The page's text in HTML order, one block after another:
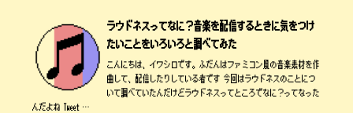
ラウドネスってなに？音楽を配信するときに気をつけ
たいことをいろいろと調べてみた
こんにちは、イワシロです。ふだんはファミコン風の音楽素材を作
曲して、配信したりしている者です 今回はラウドネスのことにつ
いて調べていたんだけどラウドネスってところでなに？ってなった
んだよね Tweet …